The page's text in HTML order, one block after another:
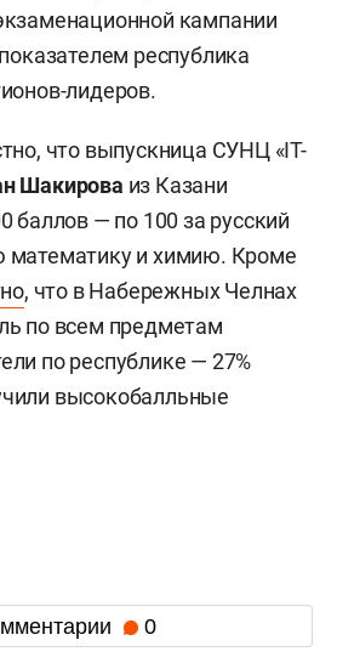
кампании
республика
лидеров.
что выпускница СУНЦ «IT-
Шакирова из Казани
баллов — по 100 за русский
математику и химию. Кроме
, что в Набережных Челнах
по всем предметам
по республике — 27%
высокобалльные
0